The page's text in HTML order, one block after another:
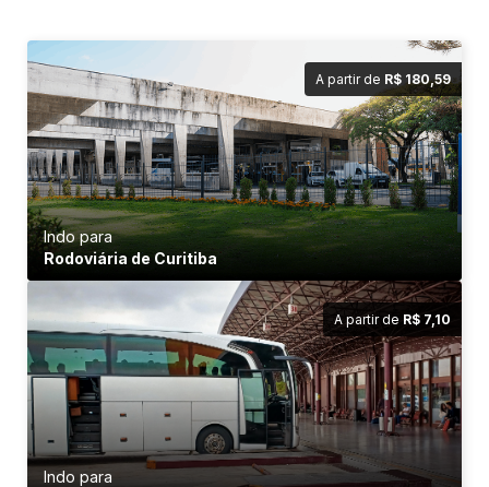
A partir de R$ 180,59
Indo para
Rodoviária de Curitiba
A partir de R$ 7,10
Indo para